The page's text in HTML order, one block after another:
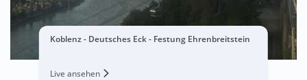
Koblenz - Deutsches Eck - Festung Ehrenbreitstein
Live ansehen